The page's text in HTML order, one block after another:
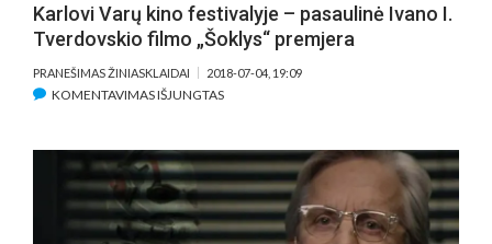
FILMAIS
Karlovi Varų kino festivalyje – pasaulinė Ivano I.
Tverdovskio filmo „Šoklys“ premjera
PRANEŠIMAS ŽINIASKLAIDAI 2018-07-04, 19:09
KOMENTAVIMAS IŠJUNGTASĮRAŠE
KINO
FESTIVALYJE
–
PASAULINĖ